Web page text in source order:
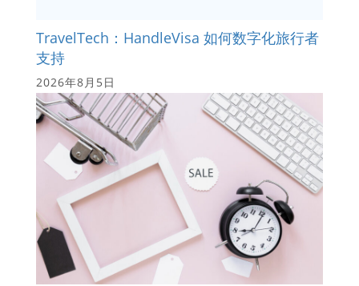
TravelTech：HandleVisa 如何数字化旅行者
支持
2026年8月5日